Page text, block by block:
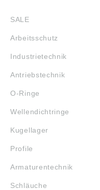
SALE
Arbeitsschutz
Industrietechnik
Antriebstechnik
O-Ringe
Wellendichtringe
Kugellager
Profile
Armaturentechnik
Schläuche